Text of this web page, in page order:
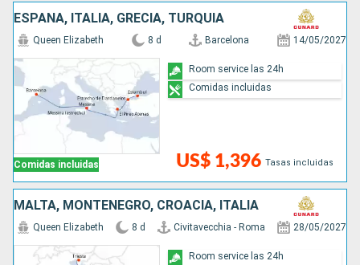
ESPAÑA, ITALIA, GRECIA, TURQUÍA
Comidas incluidas
Queen Elizabeth 8 d Barcelona 14/05/2027
US$ 1,396 Tasas incluidas
Room service las 24h
Comidas incluidas
MALTA, MONTENEGRO, CROACIA, ITALIA
Queen Elizabeth 8 d Civitavecchia - Roma 28/05/2027
Room service las 24h